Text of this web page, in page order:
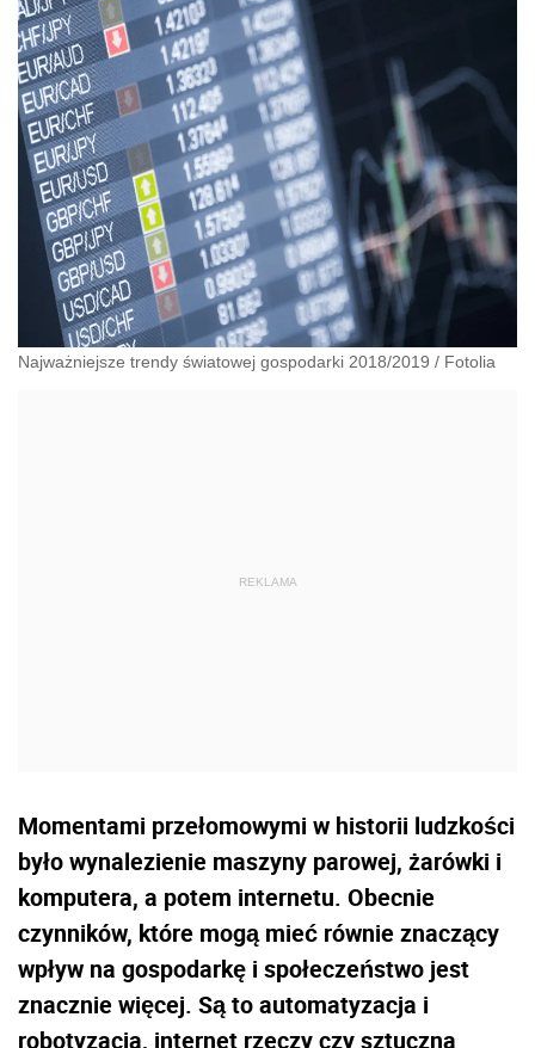
Najważniejsze trendy światowej gospodarki 2018/2019 / Fotolia
Momentami przełomowymi w historii ludzkości
było wynalezienie maszyny parowej, żarówki i
komputera, a potem internetu. Obecnie
czynników, które mogą mieć równie znaczący
wpływ na gospodarkę i społeczeństwo jest
znacznie więcej. Są to automatyzacja i
robotyzacja, internet rzeczy czy sztuczna